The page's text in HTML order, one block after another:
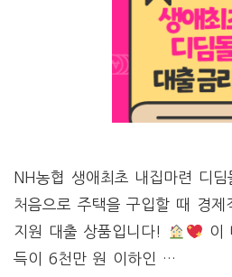
NH농협 생애최초 내집마련 디딤
처음으로 주택을 구입할 때 경제
지원 대출 상품입니다!
이
득이 6천만 원 이하인 …